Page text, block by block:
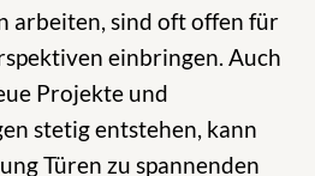
arbeiten, sind oft offen für
einbringen. Auch
Projekte und
stetig entstehen, kann
Türen zu spannenden